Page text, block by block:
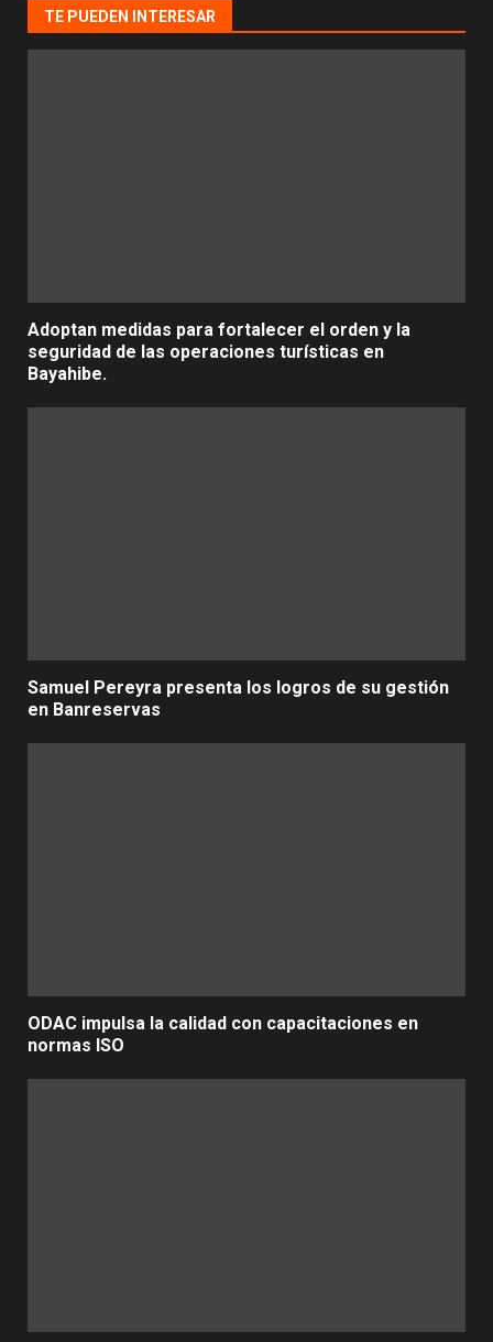
TE PUEDEN INTERESAR
Adoptan medidas para fortalecer el orden y la
seguridad de las operaciones turísticas en
Bayahibe.
Samuel Pereyra presenta los logros de su gestión
en Banreservas
ODAC impulsa la calidad con capacitaciones en
normas ISO